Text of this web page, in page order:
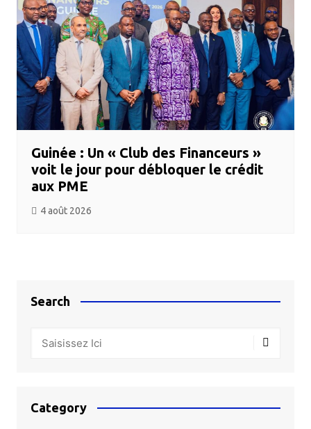
Guinée : Un « Club des Financeurs »
voit le jour pour débloquer le crédit
aux PME
4 août 2026
Search
Category